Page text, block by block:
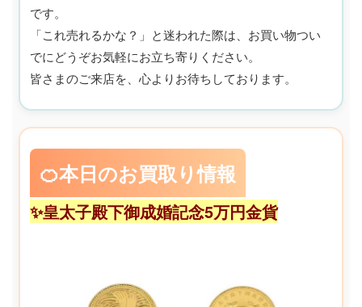
です。
「これ売れるかな？」と迷われた際は、お買い物つい
でにどうぞお気軽にお立ち寄りください。
皆さまのご来店を、心よりお待ちしております。
🍊本日のお買取り情報
✨皇太子殿下御成婚記念5万円金貨